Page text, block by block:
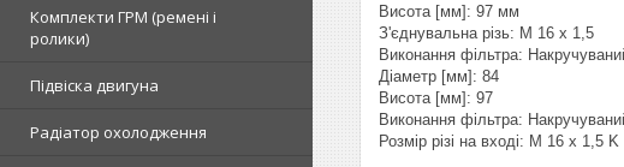
Комплекти ГРМ (ремені і
ролики)
Підвіска двигуна
Радіатор охолодження
Висота [мм]: 97 мм
З'єднувальна різь: M 16 x 1,5
Виконання фільтра:
Діаметр [мм]: 84
Висота [мм]: 97
Виконання фільтра:
Розмір різі на вході: M 16 x 1,5 K